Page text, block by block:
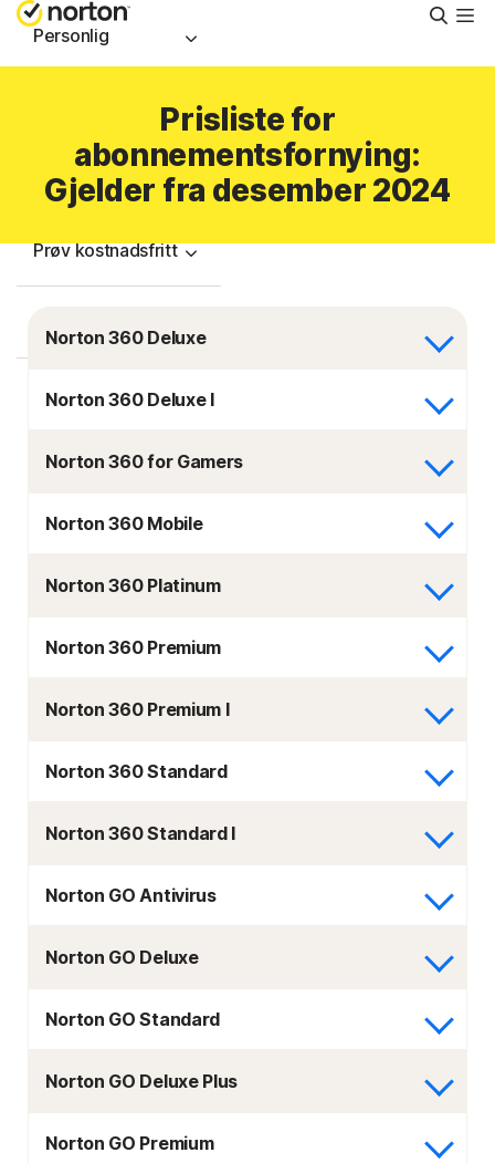
Søk
Personlig
Brukerstøtte
Prøv kostnadsfritt
Logg på
Prisliste for
abonnementsfornying:
Gjelder fra desember 2024
Norton 360 Deluxe
Norton 360 Deluxe I
Norton 360 for Gamers
Norton 360 Mobile
Norton 360 Platinum
Norton 360 Premium
Norton 360 Premium I
Norton 360 Standard
Norton 360 Standard I
Norton GO Antivirus
Norton GO Deluxe
Norton GO Standard
Norton GO Deluxe Plus
Norton GO Premium